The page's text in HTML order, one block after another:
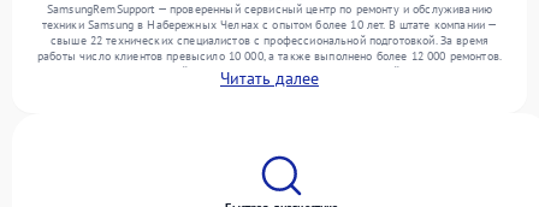
SamsungRemSupport — проверенный сервисный центр по ремонту и обслуживанию
техники Samsung в Набережных Челнах с опытом более 10 лет. В штате компании —
свыше 22 технических специалистов с профессиональной подготовкой. За время
работы число клиентов превысило 10 000, а также выполнено более 12 000 ремонтов.
Ежемесячно в сервисный центр поступает более 300 обращений, включая , , . Мы
выполняем ремонт различного уровня сложности и гарантируем высокое качество
Читать далее